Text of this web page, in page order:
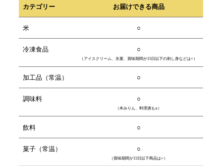
カテゴリー お届けできる商品
米 ○
冷凍食品 ○
（アイスクリーム、氷菓、賞味期間が15日以下の刺し身などは×）
加工品（常温） ○
調味料 ○
（本みりん、料理酒も○）
飲料 ○
菓子（常温） ○
（賞味期間が15日以下商品は×）